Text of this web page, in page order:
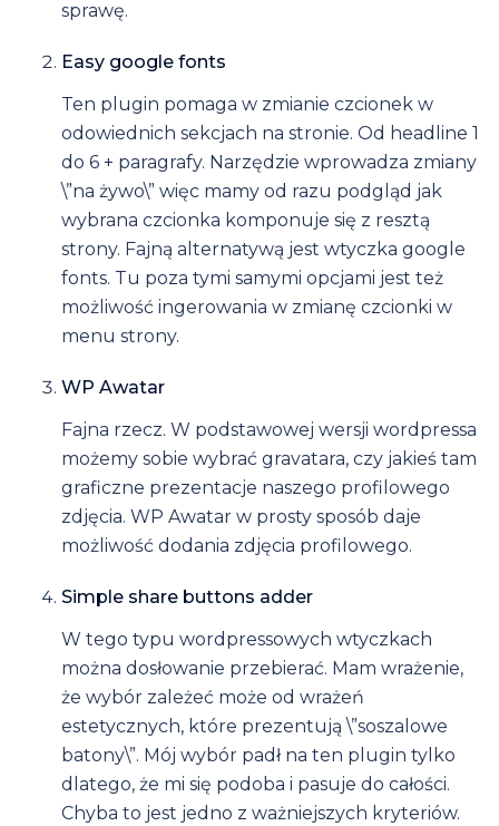
sprawę.
Easy google fonts
Ten plugin pomaga w zmianie czcionek w
odowiednich sekcjach na stronie. Od headline 1
do 6 + paragrafy. Narzędzie wprowadza zmiany
\”na żywo\” więc mamy od razu podgląd jak
wybrana czcionka komponuje się z resztą
strony. Fajną alternatywą jest wtyczka google
fonts. Tu poza tymi samymi opcjami jest też
możliwość ingerowania w zmianę czcionki w
menu strony.
WP Awatar
Fajna rzecz. W podstawowej wersji wordpressa
możemy sobie wybrać gravatara, czy jakieś tam
graficzne prezentacje naszego profilowego
zdjęcia. WP Awatar w prosty sposób daje
możliwość dodania zdjęcia profilowego.
Simple share buttons adder
W tego typu wordpressowych wtyczkach
można dosłowanie przebierać. Mam wrażenie,
że wybór zależeć może od wrażeń
estetycznych, które prezentują \”soszalowe
batony\”. Mój wybór padł na ten plugin tylko
dlatego, że mi się podoba i pasuje do całości.
Chyba to jest jedno z ważniejszych kryteriów.